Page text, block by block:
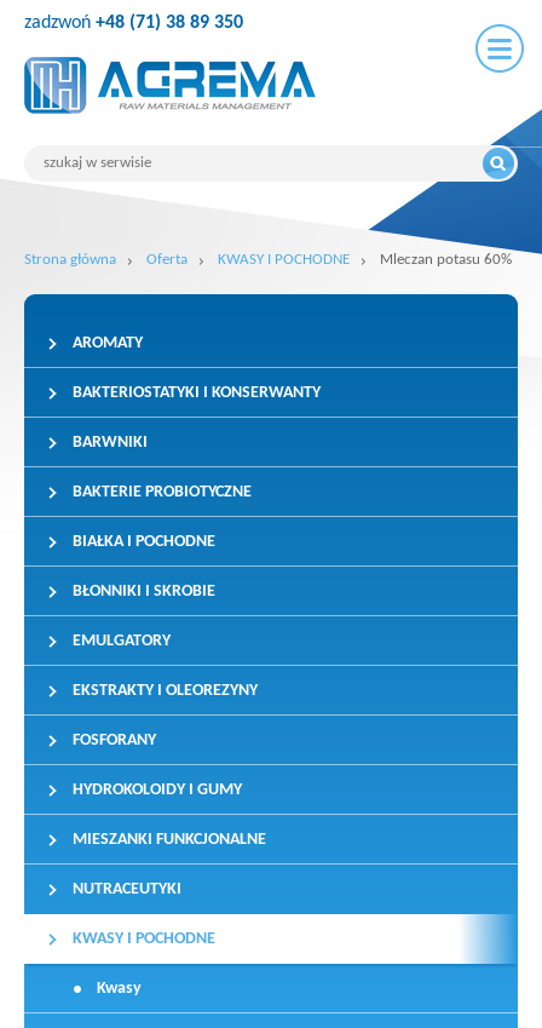
zadzwoń +48 (71) 38 89 350
Strona główna Oferta KWASY I POCHODNE Mleczan potasu 60%
AROMATY
BAKTERIOSTATYKI I KONSERWANTY
BARWNIKI
BAKTERIE PROBIOTYCZNE
BIAŁKA I POCHODNE
BŁONNIKI I SKROBIE
EMULGATORY
EKSTRAKTY I OLEOREZYNY
FOSFORANY
HYDROKOLOIDY I GUMY
MIESZANKI FUNKCJONALNE
NUTRACEUTYKI
KWASY I POCHODNE
Kwasy